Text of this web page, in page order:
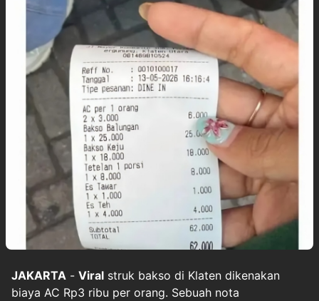
JAKARTA - Viral struk bakso di Klaten dikenakan
biaya AC Rp3 ribu per orang. Sebuah nota